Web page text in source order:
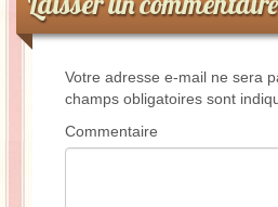
Votre adresse e-mail ne sera
champs obligatoires sont
Commentaire